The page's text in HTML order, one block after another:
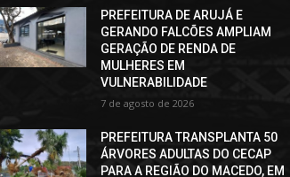
PREFEITURA DE ARUJÁ E
GERANDO FALCÕES AMPLIAM
GERAÇÃO DE RENDA DE
MULHERES EM
VULNERABILIDADE
7 de agosto de 2026
PREFEITURA TRANSPLANTA 50
ÁRVORES ADULTAS DO CECAP
PARA A REGIÃO DO MACEDO, EM